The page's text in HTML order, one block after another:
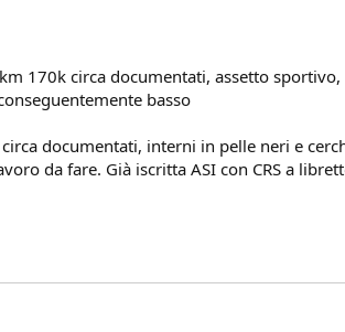
km 170k circa documentati, assetto
basso
circa documentati, interni in pelle neri e
da fare. Già iscritta ASI con CRS a